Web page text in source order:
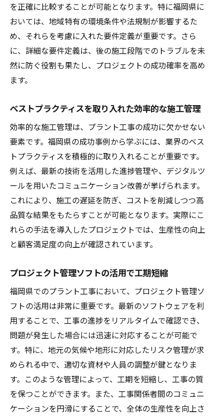
を正確に比較することが可能となります。特に福岡県に
おいては、地域特有の環境条件や法規制が影響するた
め、それらを考慮に入れた要件定義が重要です。さら
に、詳細な要件定義は、後の施工段階でのトラブルを未
然に防ぐ役割も果たし、プロジェクトの成功確率を高め
ます。
ベストプラクティスを取り入れた効率的な施工管理
効率的な施工管理は、プラント工事の成功に欠かせない
要素です。福岡県の成功事例から学ぶには、業界のベス
トプラクティスを積極的に取り入れることが重要です。
例えば、最新の技術を活用した進捗管理や、デジタルツ
ールを用いたコミュニケーション改善が挙げられます。
これにより、施工の遅延を防ぎ、コストを削減しつつ高
品質な結果をもたらすことが可能となります。実際にこ
れらの手法を導入したプロジェクトでは、生産性の向上
と顧客満足度の向上が確認されています。
プロジェクト管理ソフトの活用で工期短縮
福岡県でのプラント工事において、プロジェクト管理ソ
フトの活用は非常に重要です。最新のソフトウェアを利
用することで、工事の進捗をリアルタイムで確認でき、
問題が発生した場合には迅速に対応することが可能で
す。特に、地元の気候や地形に対応したリスク管理が求
められる中で、適切な資材や人員の調整が鍵となりま
す。このような管理によって、工期を短縮し、工事の質
を保つことができます。また、工事関係者間のコミュニ
ケーションを円滑にすることで、全体の生産性を向上さ